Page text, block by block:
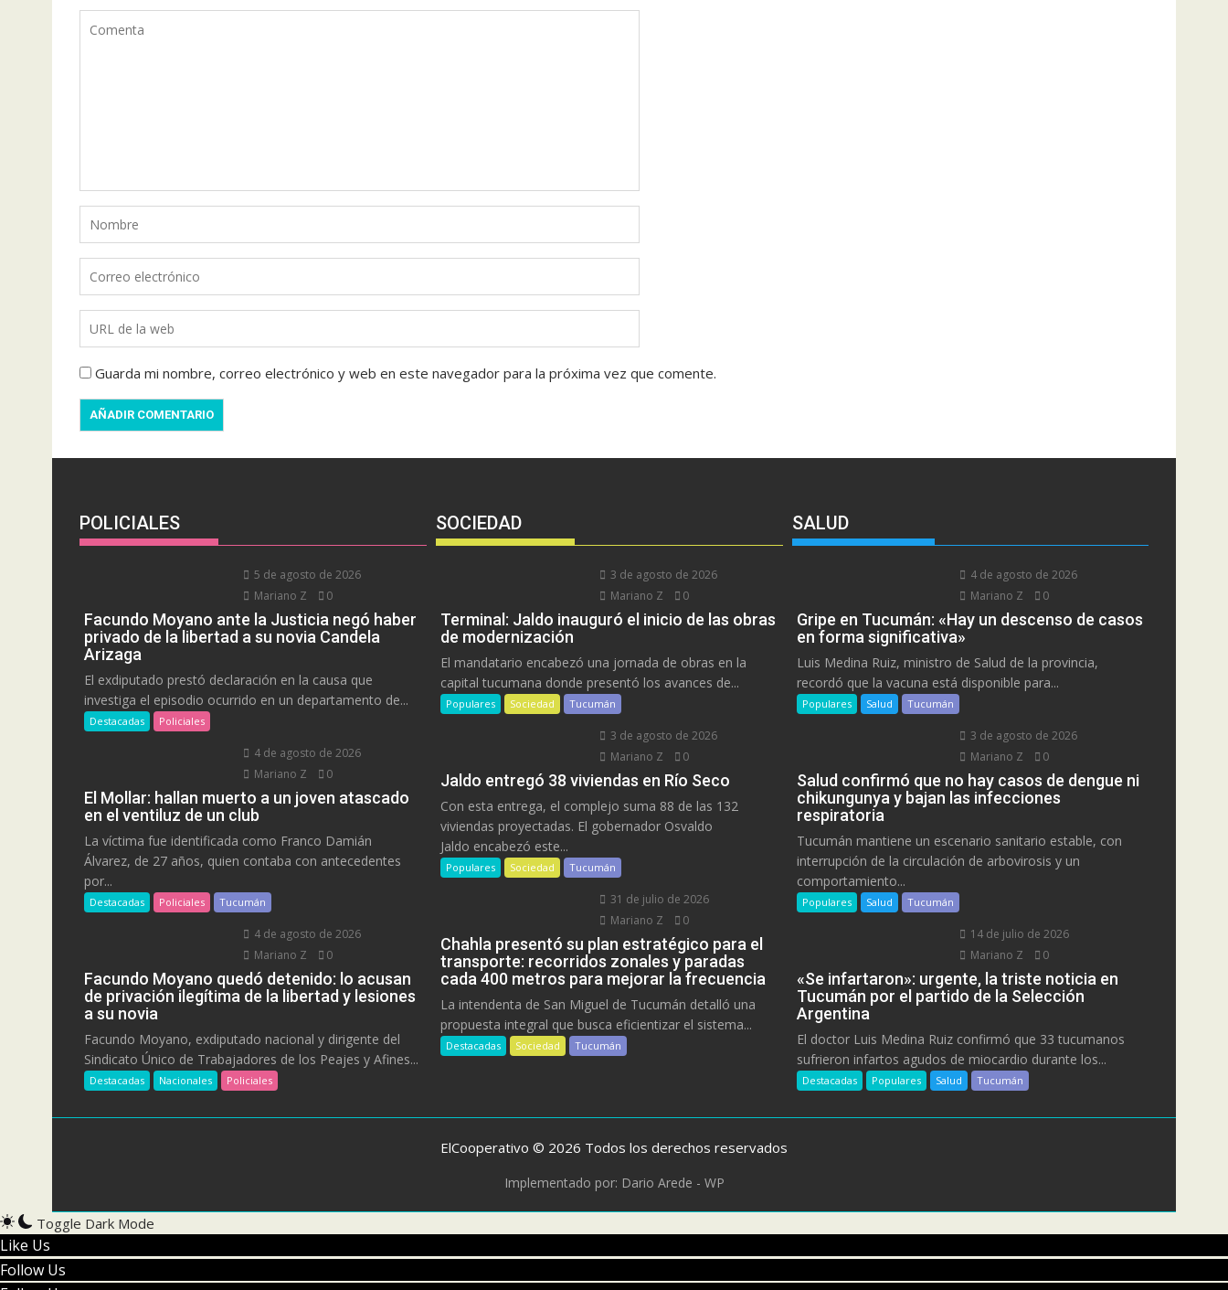
Guarda mi nombre, correo electrónico y web en este navegador para la próxima vez que comente.
POLICIALES
5 de agosto de 2026
Mariano Z
0
Facundo Moyano ante la Justicia negó haber
privado de la libertad a su novia Candela
Arizaga
El exdiputado prestó declaración en la causa que
investiga el episodio ocurrido en un departamento de...
Destacadas Policiales
4 de agosto de 2026
Mariano Z
0
El Mollar: hallan muerto a un joven atascado
en el ventiluz de un club
La víctima fue identificada como Franco Damián
Álvarez, de 27 años, quien contaba con antecedentes
por...
Destacadas Policiales Tucumán
4 de agosto de 2026
Mariano Z
0
Facundo Moyano quedó detenido: lo acusan
de privación ilegítima de la libertad y lesiones
a su novia
Facundo Moyano, exdiputado nacional y dirigente del
Sindicato Único de Trabajadores de los Peajes y Afines...
Destacadas Nacionales Policiales
SOCIEDAD
3 de agosto de 2026
Mariano Z
0
Terminal: Jaldo inauguró el inicio de las obras
de modernización
El mandatario encabezó una jornada de obras en la
capital tucumana donde presentó los avances de...
Populares Sociedad Tucumán
3 de agosto de 2026
Mariano Z
0
Jaldo entregó 38 viviendas en Río Seco
Con esta entrega, el complejo suma 88 de las 132
viviendas proyectadas. El gobernador Osvaldo
Jaldo encabezó este...
Populares Sociedad Tucumán
31 de julio de 2026
Mariano Z
0
Chahla presentó su plan estratégico para el
transporte: recorridos zonales y paradas
cada 400 metros para mejorar la frecuencia
La intendenta de San Miguel de Tucumán detalló una
propuesta integral que busca eficientizar el sistema...
Destacadas Sociedad Tucumán
SALUD
4 de agosto de 2026
Mariano Z
0
Gripe en Tucumán: «Hay un descenso de casos
en forma significativa»
Luis Medina Ruiz, ministro de Salud de la provincia,
recordó que la vacuna está disponible para...
Populares Salud Tucumán
3 de agosto de 2026
Mariano Z
0
Salud confirmó que no hay casos de dengue ni
chikungunya y bajan las infecciones
respiratoria
Tucumán mantiene un escenario sanitario estable, con
interrupción de la circulación de arbovirosis y un
comportamiento...
Populares Salud Tucumán
14 de julio de 2026
Mariano Z
0
«Se infartaron»: urgente, la triste noticia en
Tucumán por el partido de la Selección
Argentina
El doctor Luis Medina Ruiz confirmó que 33 tucumanos
sufrieron infartos agudos de miocardio durante los...
Destacadas Populares Salud Tucumán
ElCooperativo © 2026 Todos los derechos reservados
Toggle Dark Mode
Like Us
Follow Us